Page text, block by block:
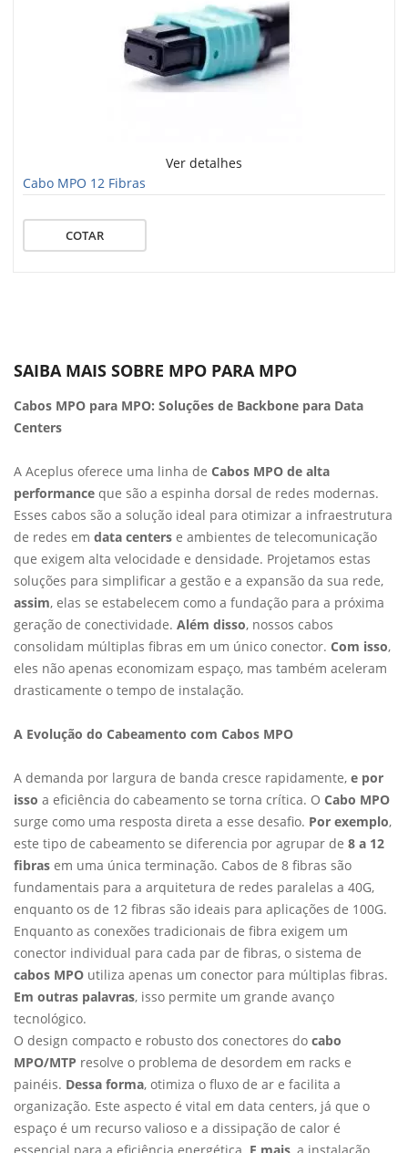
Ver detalhes
Cabo MPO 12 Fibras
COTAR
SAIBA MAIS SOBRE MPO PARA MPO
Cabos MPO para MPO: Soluções de Backbone para Data
Centers
A Aceplus oferece uma linha de Cabos MPO de alta
performance que são a espinha dorsal de redes modernas.
Esses cabos são a solução ideal para otimizar a infraestrutura
de redes em data centers e ambientes de telecomunicação
que exigem alta velocidade e densidade. Projetamos estas
soluções para simplificar a gestão e a expansão da sua rede,
assim, elas se estabelecem como a fundação para a próxima
geração de conectividade. Além disso, nossos cabos
consolidam múltiplas fibras em um único conector. Com isso,
eles não apenas economizam espaço, mas também aceleram
drasticamente o tempo de instalação.
A Evolução do Cabeamento com Cabos MPO
A demanda por largura de banda cresce rapidamente, e por
isso a eficiência do cabeamento se torna crítica. O Cabo MPO
surge como uma resposta direta a esse desafio. Por exemplo,
este tipo de cabeamento se diferencia por agrupar de 8 a 12
fibras em uma única terminação. Cabos de 8 fibras são
fundamentais para a arquitetura de redes paralelas a 40G,
enquanto os de 12 fibras são ideais para aplicações de 100G.
Enquanto as conexões tradicionais de fibra exigem um
conector individual para cada par de fibras, o sistema de
cabos MPO utiliza apenas um conector para múltiplas fibras.
Em outras palavras, isso permite um grande avanço
tecnológico.
O design compacto e robusto dos conectores do cabo
MPO/MTP resolve o problema de desordem em racks e
painéis. Dessa forma, otimiza o fluxo de ar e facilita a
organização. Este aspecto é vital em data centers, já que o
espaço é um recurso valioso e a dissipação de calor é
essencial para a eficiência energética. E mais , a instalação